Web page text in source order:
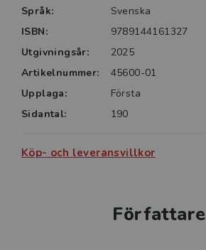
Språk:
Svenska
ISBN:
9789144161327
Utgivningsår:
2025
Artikelnummer:
45600-01
Upplaga:
Första
Sidantal:
190
Köp- och leveransvillkor
Författare